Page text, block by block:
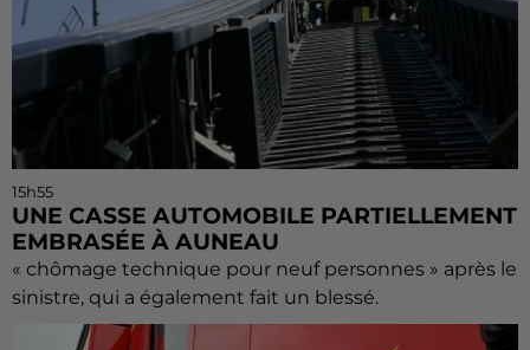
15h55
UNE CASSE AUTOMOBILE PARTIELLEMENT
EMBRASÉE À AUNEAU
« chômage technique pour neuf personnes » après le
sinistre, qui a également fait un blessé.